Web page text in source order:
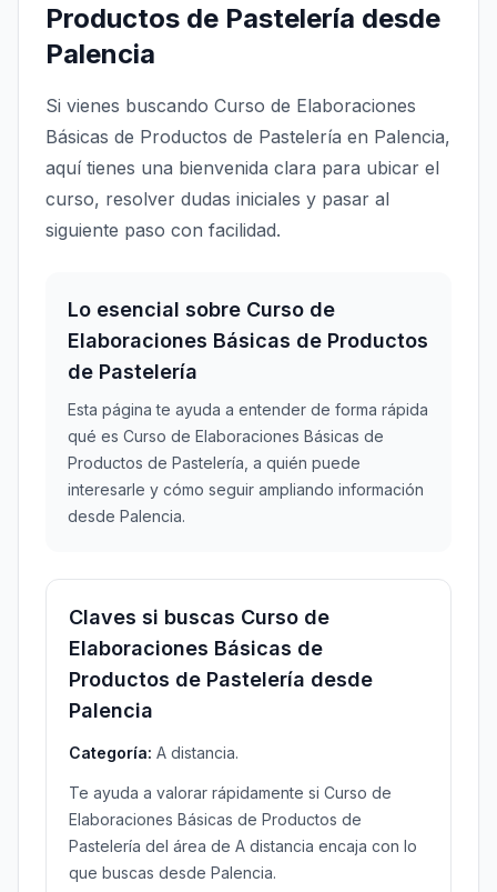
Productos de Pastelería desde
Palencia
Si vienes buscando Curso de Elaboraciones
Básicas de Productos de Pastelería en Palencia,
aquí tienes una bienvenida clara para ubicar el
curso, resolver dudas iniciales y pasar al
siguiente paso con facilidad.
Lo esencial sobre Curso de
Elaboraciones Básicas de Productos
de Pastelería
Esta página te ayuda a entender de forma rápida
qué es Curso de Elaboraciones Básicas de
Productos de Pastelería, a quién puede
interesarle y cómo seguir ampliando información
desde Palencia.
Claves si buscas Curso de
Elaboraciones Básicas de
Productos de Pastelería desde
Palencia
Categoría: A distancia.
Te ayuda a valorar rápidamente si Curso de
Elaboraciones Básicas de Productos de
Pastelería del área de A distancia encaja con lo
que buscas desde Palencia.